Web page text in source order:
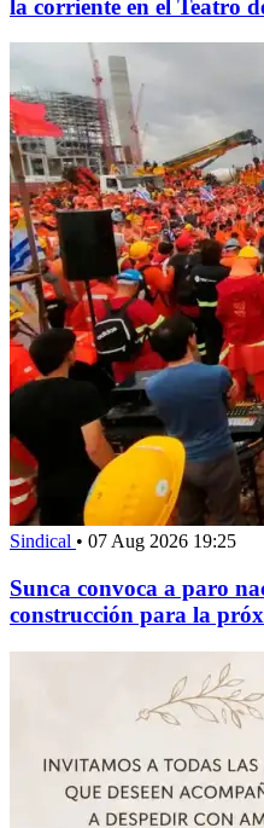
la corriente en el Teatro
Sindical • 07 Aug 2026 19:25
Sunca convoca a paro
construcción para la